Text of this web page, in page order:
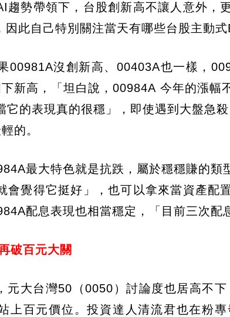
趨勢帶領下，台股創新高不讓人意外，
因此自己特別關注當天有哪些台股主動式
00981A沒創新高、00403A也一樣，
新高，「坦白說，00984A 今年的漲幅
它的表現真的很穩」，即使遇到大盤急
的。
最大特色就是抗跌，屬於穩穩賺的
會覺得它挺好」，也可以拿來當資產配
配息表現也相當穩定，「目前三次配
破百元大關
元大台灣50（0050）討論度也居高不
上百元價位。投資達人清流君也在粉